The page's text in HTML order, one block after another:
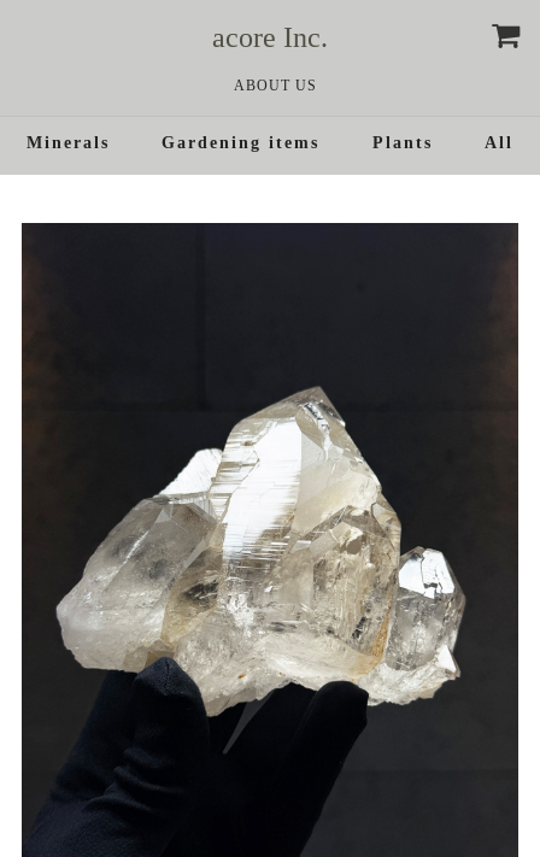
acore Inc.
ABOUT US
Minerals Gardening items Plants All